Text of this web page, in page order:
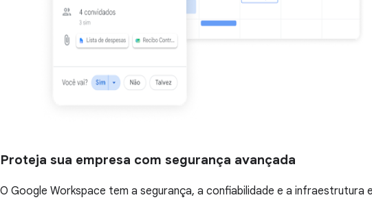
Proteja sua empresa com segurança avançada
O Google Workspace tem a segurança, a confiabilidade e a infraestrutura